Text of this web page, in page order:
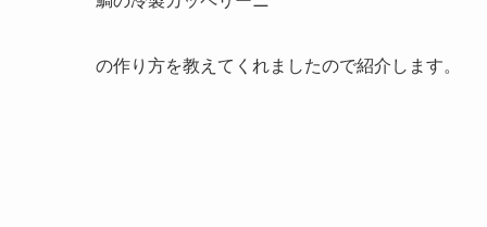
の作り方を教えてくれましたので紹介します。